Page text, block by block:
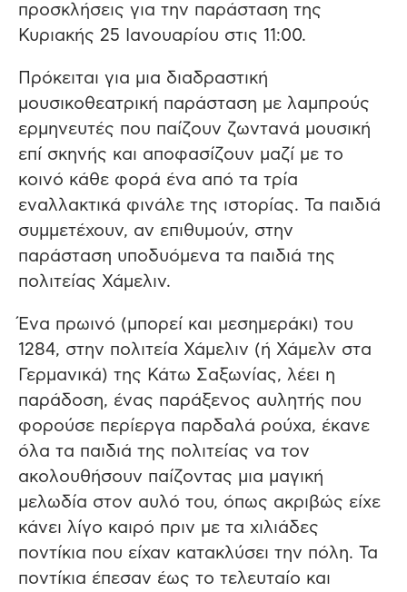
προσκλήσεις για την παράσταση της
Κυριακής 25 Ιανουαρίου στις 11:00.
Πρόκειται για μια διαδραστική
μουσικοθεατρική παράσταση με λαμπρούς
ερμηνευτές που παίζουν ζωντανά μουσική
επί σκηνής και αποφασίζουν μαζί με το
κοινό κάθε φορά ένα από τα τρία
εναλλακτικά φινάλε της ιστορίας. Τα παιδιά
συμμετέχουν, αν επιθυμούν, στην
παράσταση υποδυόμενα τα παιδιά της
πολιτείας Χάμελιν.
Ένα πρωινό (μπορεί και μεσημεράκι) του
1284, στην πολιτεία Χάμελιν (ή Χάμελν στα
Γερμανικά) της Κάτω Σαξωνίας, λέει η
παράδοση, ένας παράξενος αυλητής που
φορούσε περίεργα παρδαλά ρούχα, έκανε
όλα τα παιδιά της πολιτείας να τον
ακολουθήσουν παίζοντας μια μαγική
μελωδία στον αυλό του, όπως ακριβώς είχε
κάνει λίγο καιρό πριν με τα χιλιάδες
ποντίκια που είχαν κατακλύσει την πόλη. Τα
ποντίκια έπεσαν έως το τελευταίο και